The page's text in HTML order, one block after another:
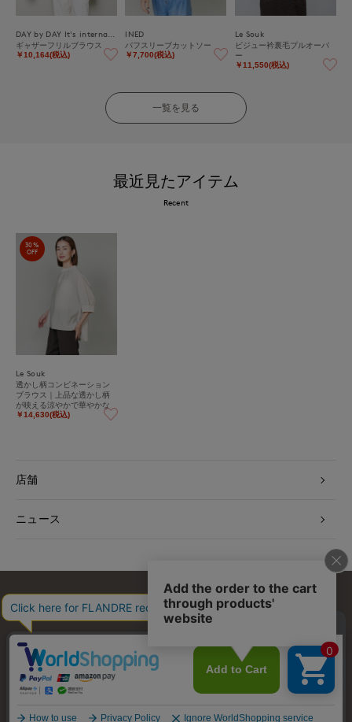
ギャザーフリルブラウス
￥10,164(税込)
INED
パフスリーブカットソー
￥7,700(税込)
Le Souk
ビジュー衿裏毛プルオーバ
ー
￥11,550(税込)
一覧を見る
最近見たアイテム
Recent
30%
OFF
Le Souk
透かし柄コンビネーション
ブラウス｜上品な透かし柄
が映える涼やかで華やかな
コンビブラウス
￥14,630(税込)
店舗
ニュース
お問い合わせ 利用規約 会社概要 プライバシーポリシー
特定商取引・古物営業法に基づく表示 店舗リスト